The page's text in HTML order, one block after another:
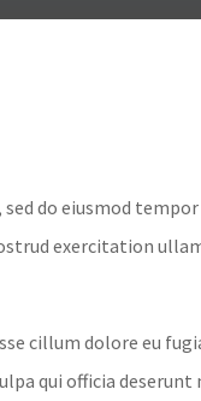
do eiusmod
exercitation
cillum dolore eu
qui officia